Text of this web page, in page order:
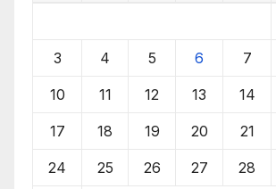
3 4 5 6 7
10 11 12 13 14
17 18 19 20 21
24 25 26 27 28